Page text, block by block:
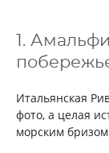
1.
Итальянская
фото, а целая
морским